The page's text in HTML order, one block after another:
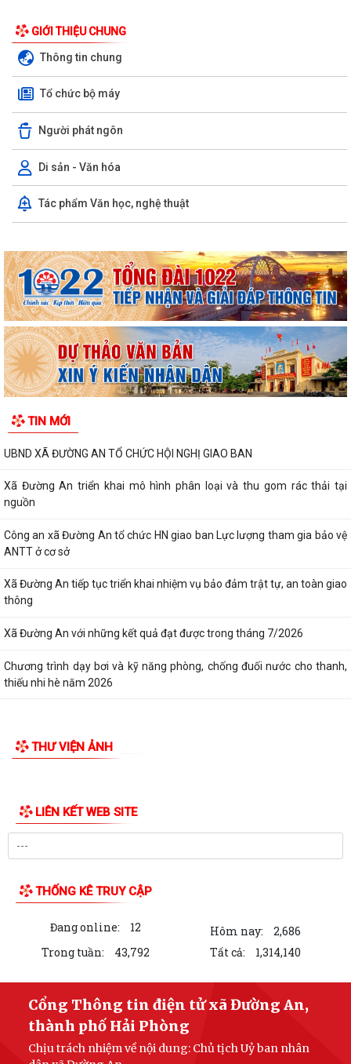
GIỚI THIỆU CHUNG
Thông tin chung
Tổ chức bộ máy
Người phát ngôn
Di sản - Văn hóa
Tác phẩm Văn học, nghệ thuật
TIN MỚI
UBND XÃ ĐƯỜNG AN TỔ CHỨC HỘI NGHỊ GIAO BAN
Xã Đường An triển khai mô hình phân loại và thu gom rác thải tại
nguồn
Công an xã Đường An tổ chức HN giao ban Lực lượng tham gia bảo vệ
ANTT ở cơ sở
Xã Đường An tiếp tục triển khai nhiệm vụ bảo đảm trật tự, an toàn giao
thông
Xã Đường An với những kết quả đạt được trong tháng 7/2026
Chương trình dạy bơi và kỹ năng phòng, chống đuối nước cho thanh,
thiếu nhi hè năm 2026
THƯ VIỆN ẢNH
LIÊN KẾT WEB SITE